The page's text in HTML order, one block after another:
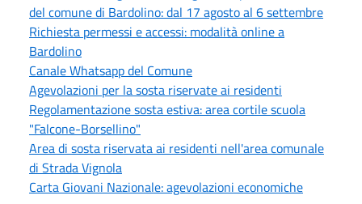
del comune di Bardolino: dal 17 agosto al 6 settembre
Richiesta permessi e accessi: modalità online a
Bardolino
Canale Whatsapp del Comune
Agevolazioni per la sosta riservate ai residenti
Regolamentazione sosta estiva: area cortile scuola
"Falcone-Borsellino"
Area di sosta riservata ai residenti nell'area comunale
di Strada Vignola
Carta Giovani Nazionale: agevolazioni economiche